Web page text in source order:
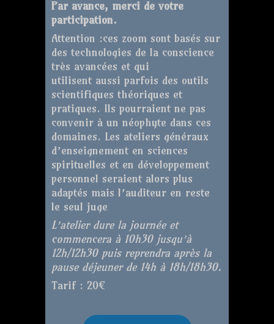
Par avance, merci de votre
participation.
Attention :ces zoom sont basés sur
des technologies de la conscience
très avancées et qui
utilisent aussi parfois des outils
scientifiques théoriques et
pratiques. Ils pourraient ne pas
convenir à un néophyte dans ces
domaines. Les ateliers généraux
d’enseignement en sciences
spirituelles et en développement
personnel seraient alors plus
adaptés mais l’auditeur en reste
le seul juge
L’atelier dure la journée et
commencera à 10h30 jusqu’à
12h/12h30 puis reprendra après la
pause déjeuner de 14h à 18h/18h30.
Tarif : 20€